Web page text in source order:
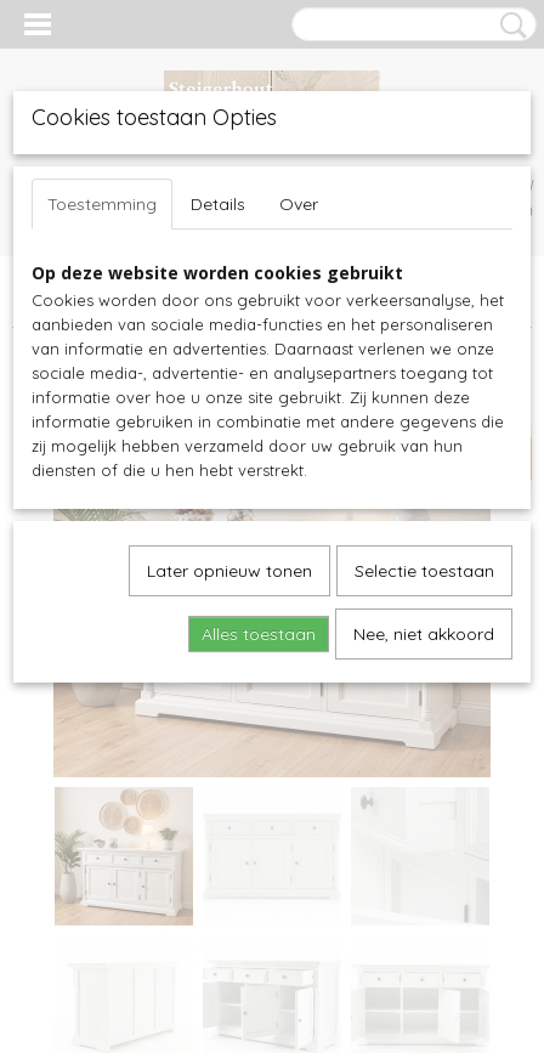
Inloggen Registreren
UW WINKELWAGEN
(0)
Home >Witte meubels>Dressoirs>Nova solo - dressoir wit -
145bx50dx85h - 3x deur - 2x lade - B185
actie 25,- korting
Cookies toestaan Opties
Toestemming Details Over
Op deze website worden cookies gebruikt
Cookies worden door ons gebruikt voor verkeersanalyse, het
aanbieden van sociale media-functies en het personaliseren
van informatie en advertenties. Daarnaast verlenen we onze
sociale media-, advertentie- en analysepartners toegang tot
informatie over hoe u onze site gebruikt. Zij kunnen deze
informatie gebruiken in combinatie met andere gegevens die
zij mogelijk hebben verzameld door uw gebruik van hun
diensten of die u hen hebt verstrekt.
Later opnieuw tonen Selectie toestaan
Alles toestaan Nee, niet akkoord